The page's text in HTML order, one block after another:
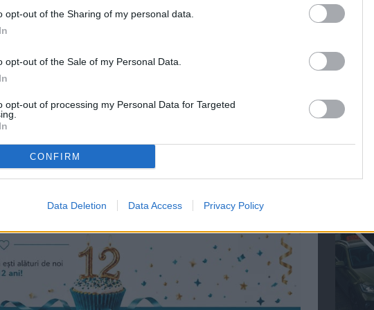
opt-out of the Sharing of my personal data.
opt-out of the Sale of my Personal Data.
opt-out of processing my Personal Data for Targeted
CONFIRM
Data Deletion Data Access Privacy Policy
biologice la spital, avea 3,78 g/l alcool pur în sânge.
de 34 ani, a acroșat un autoturism oprit pe strada Ion
sensului său de mers.